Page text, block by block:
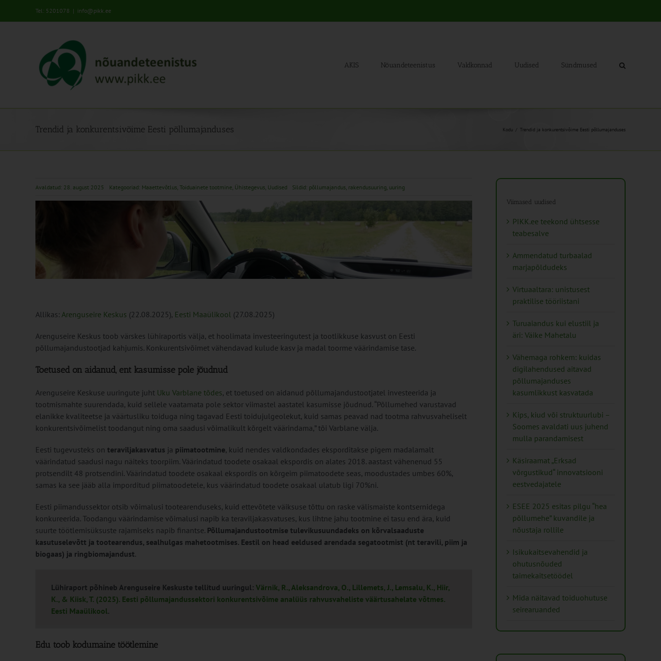
Tel: 5201078 | info@pikk.ee
AKIS Nõuandeteenistus Valdkonnad Uudised Sündmused
Trendid ja konkurentsivõime Eesti põllumajanduses Kodu Trendid ja konkurentsivõime Eesti põllumajanduses
Avaldatud: 28. august 2025 Kategooriad: Maaettevõtlus Toiduainete tootmine Ühistegevus Uudised Sildid: põllumajandus rakendusuuring uuring
Allikas: Arenguseire Keskus (22.08.2025), Eesti Maaülikool (27.08.2025)
Arenguseire Keskus toob värskes lühiraportis välja, et hoolimata investeeringutest ja tootlikkuse kasvust on Eesti
põllumajandustootjad kahjumis. Konkurentsivõimet vähendavad kulude kasv ja madal toorme väärindamise tase.
Toetused on aidanud, ent kasumisse pole jõudnud
Arenguseire Keskuse uuringute juht Uku Varblane tõdes, et toetused on aidanud põllumajandustootjatel investeerida ja
tootmismahte suurendada, kuid sellele vaatamata pole sektor viimastel aastatel kasumisse jõudnud. “Põllumehed varustavad
elanikke kvaliteetse ja väärtusliku toiduga ning tagavad Eesti toidujulgeolekut, kuid samas peavad nad tootma rahvusvaheliselt
konkurentsivõimelist toodangut ning oma saadusi võimalikult kõrgelt väärindama,” tõi Varblane välja.
Eesti tugevusteks on teraviljakasvatus ja piimatootmine, kuid nendes valdkondades eksporditakse pigem madalamalt
väärindatud saadusi nagu näiteks toorpiim. Väärindatud toodete osakaal ekspordis on alates 2018. aastast vähenenud 55
protsendilt 48 protsendini. Väärindatud toodete osakaal ekspordis on kõrgeim piimatoodete seas, moodustades umbes 60%,
samas ka see jääb alla imporditud piimatoodetele, kus väärindatud toodete osakaal ulatub ligi 70%ni.
Eesti piimandussektor otsib võimalusi tootearenduseks, kuid ettevõtete väiksuse tõttu on raske välismaiste kontsernidega
konkureerida. Toodangu väärindamise võimalusi napib ka teraviljakasvatuses, kus lihtne jahu tootmine ei tasu end ära, kuid
suurte töötlemisüksuste rajamiseks napib finantse. Põllumajandustootmise tulevikusuundadeks on kõrvalsaaduste
kasutuselevõtt ja tootearendus, sealhulgas mahetootmises. Eestil on head eeldused arendada segatootmist (nt teravili, piim ja
biogaas) ja ringbiomajandust.
Lühiraport põhineb Arenguseire Keskuste tellitud uuringul: Värnik, R., Aleksandrova, O., Lillemets, J., Lemsalu, K., Hiir,
K., & Kiisk, T. (2025). Eesti põllumajandussektori konkurentsivõime analüüs rahvusvaheliste väärtusahelate võtmes.
Eesti Maaülikool.
Edu toob kodumaine töötlemine
Viimased uudised
PIKK.ee teekond ühtsesse
teabesalve
Ammendatud turbaalad
marjapõldudeks
Virtuaaltara: unistusest
praktilise tööriistani
Turuaiandus kui elustiil ja
äri: Väike Mahetalu
Vähemaga rohkem: kuidas
digilahendused aitavad
põllumajanduses
kasumlikkust kasvatada
Kips, kiud või struktuurlubi –
Soomes avaldati uus juhend
mulla parandamisest
Käsiraamat „Erksad
võrgustikud“ innovatsiooni
eestvedajatele
ESEE 2025 esitas pilgu “hea
põllumehe” kuvandile ja
nõustaja rollile
Isikukaitsevahendid ja
ohutusnõuded
taimekaitsetöödel
Mida näitavad toiduohutuse
seirearuanded